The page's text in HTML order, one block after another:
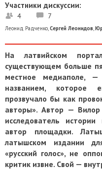
Участники дискуссии:
4 7
Леонид Радченко,Сергей Леонидов,
На латвийском
существующем больше
местное медиаполе,
названием, которое
прозвучало бы как
авторы». Автор — Вилор
исследователь
автор площадки.
латышском издании
«русский голос», не
критик извне. Свой —